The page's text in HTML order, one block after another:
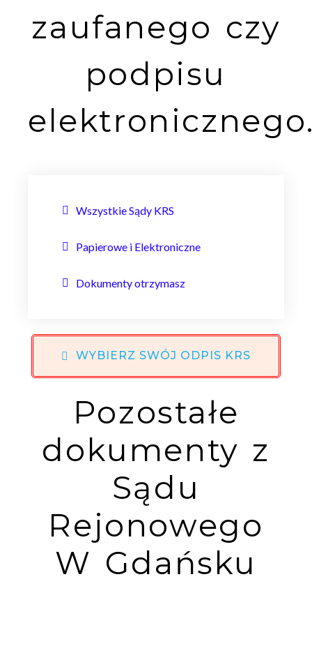
zaufanego czy
podpisu
Wszystkie Sądy KRS
Papierowe i Elektroniczne
Dokumenty otrzymasz
WYBIERZ SWÓJ ODPIS KRS
Pozostałe
dokumenty z
Sądu
Rejonowego
W Gdańsku